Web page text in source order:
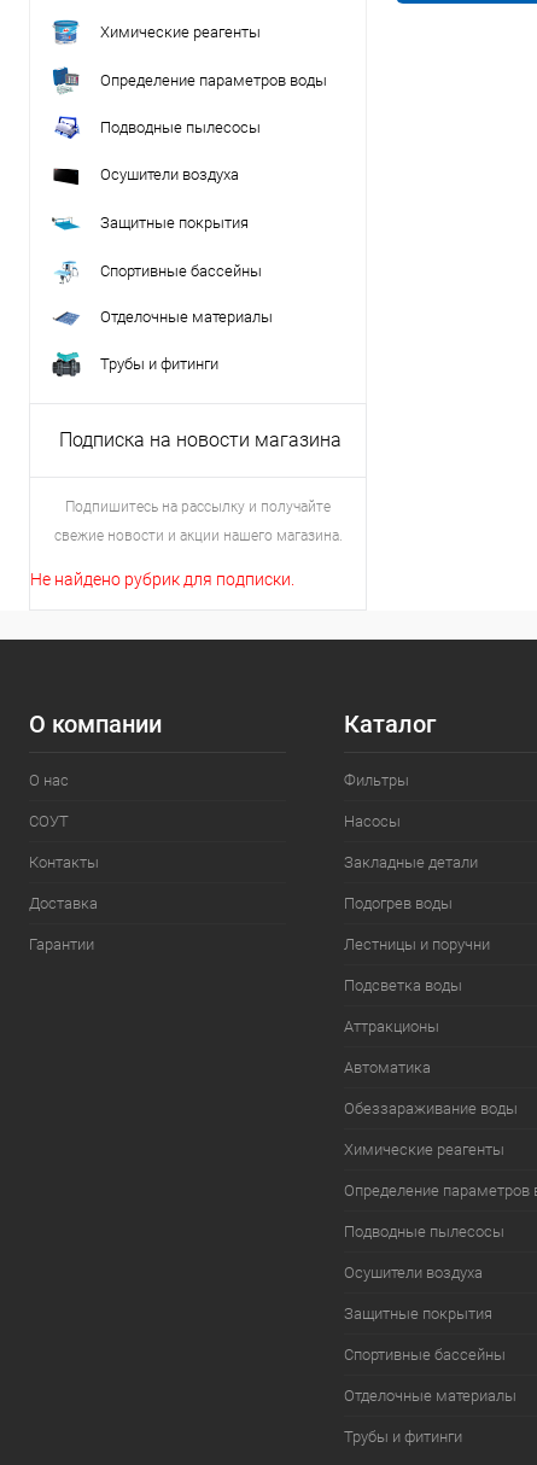
Химические реагенты
Определение параметров воды
Подводные пылесосы
Осушители воздуха
Защитные покрытия
Спортивные бассейны
Отделочные материалы
Трубы и фитинги
Подписка на новости магазина
Подпишитесь на рассылку и получайте
свежие новости и акции нашего магазина.
Не найдено рубрик для подписки.
О компании
О нас
СОУТ
Контакты
Доставка
Гарантии
Каталог
Фильтры
Насосы
Закладные детали
Подогрев воды
Лестницы и поручни
Подсветка воды
Аттракционы
Автоматика
Обеззараживание воды
Химические реагенты
Определение параметров
Подводные пылесосы
Осушители воздуха
Защитные покрытия
Спортивные бассейны
Отделочные материалы
Трубы и фитинги